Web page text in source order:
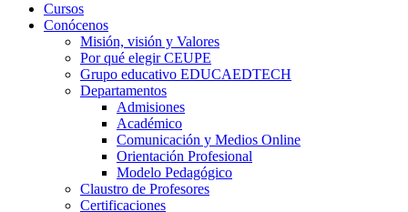
Cursos
Conócenos
Misión, visión y Valores
Por qué elegir CEUPE
Grupo educativo EDUCAEDTECH
Departamentos
Admisiones
Académico
Comunicación y Medios Online
Orientación Profesional
Modelo Pedagógico
Claustro de Profesores
Certificaciones